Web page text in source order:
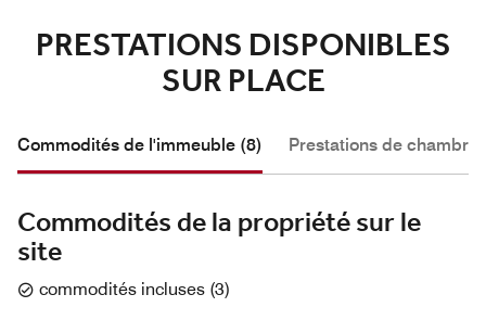
PRESTATIONS DISPONIBLES
SUR PLACE
Commodités de l'immeuble (8) Prestations de chambre
Commodités de la propriété sur le
site
commodités incluses (3)